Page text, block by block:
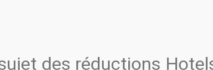
des réductions